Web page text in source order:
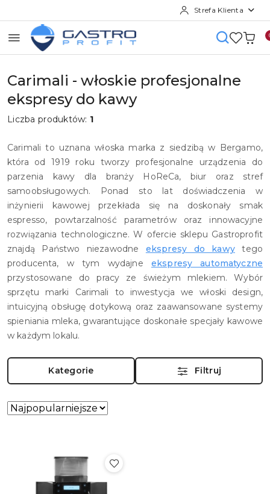
Strefa Klienta
Carimali - włoskie profesjonalne
ekspresy do kawy
Liczba produktów: 1
Carimali to uznana włoska marka z siedzibą w Bergamo,
która od 1919 roku tworzy profesjonalne urządzenia do
parzenia kawy dla branży HoReCa, biur oraz stref
samoobsługowych. Ponad sto lat doświadczenia w
inżynierii kawowej przekłada się na doskonały smak
espresso, powtarzalność parametrów oraz innowacyjne
rozwiązania technologiczne. W ofercie sklepu Gastroprofit
znajdą Państwo niezawodne ekspresy do kawytego
producenta, w tym wydajne ekspresy automatyczne
przystosowane do pracy ze świeżym mlekiem. Wybór
sprzętu marki Carimali to inwestycja we włoski design,
intuicyjną obsługę dotykową oraz zaawansowane systemy
spieniania mleka, gwarantujące doskonałe specjały kawowe
w każdym lokalu.
Kategorie Filtruj
Zastosowano
Sortuj